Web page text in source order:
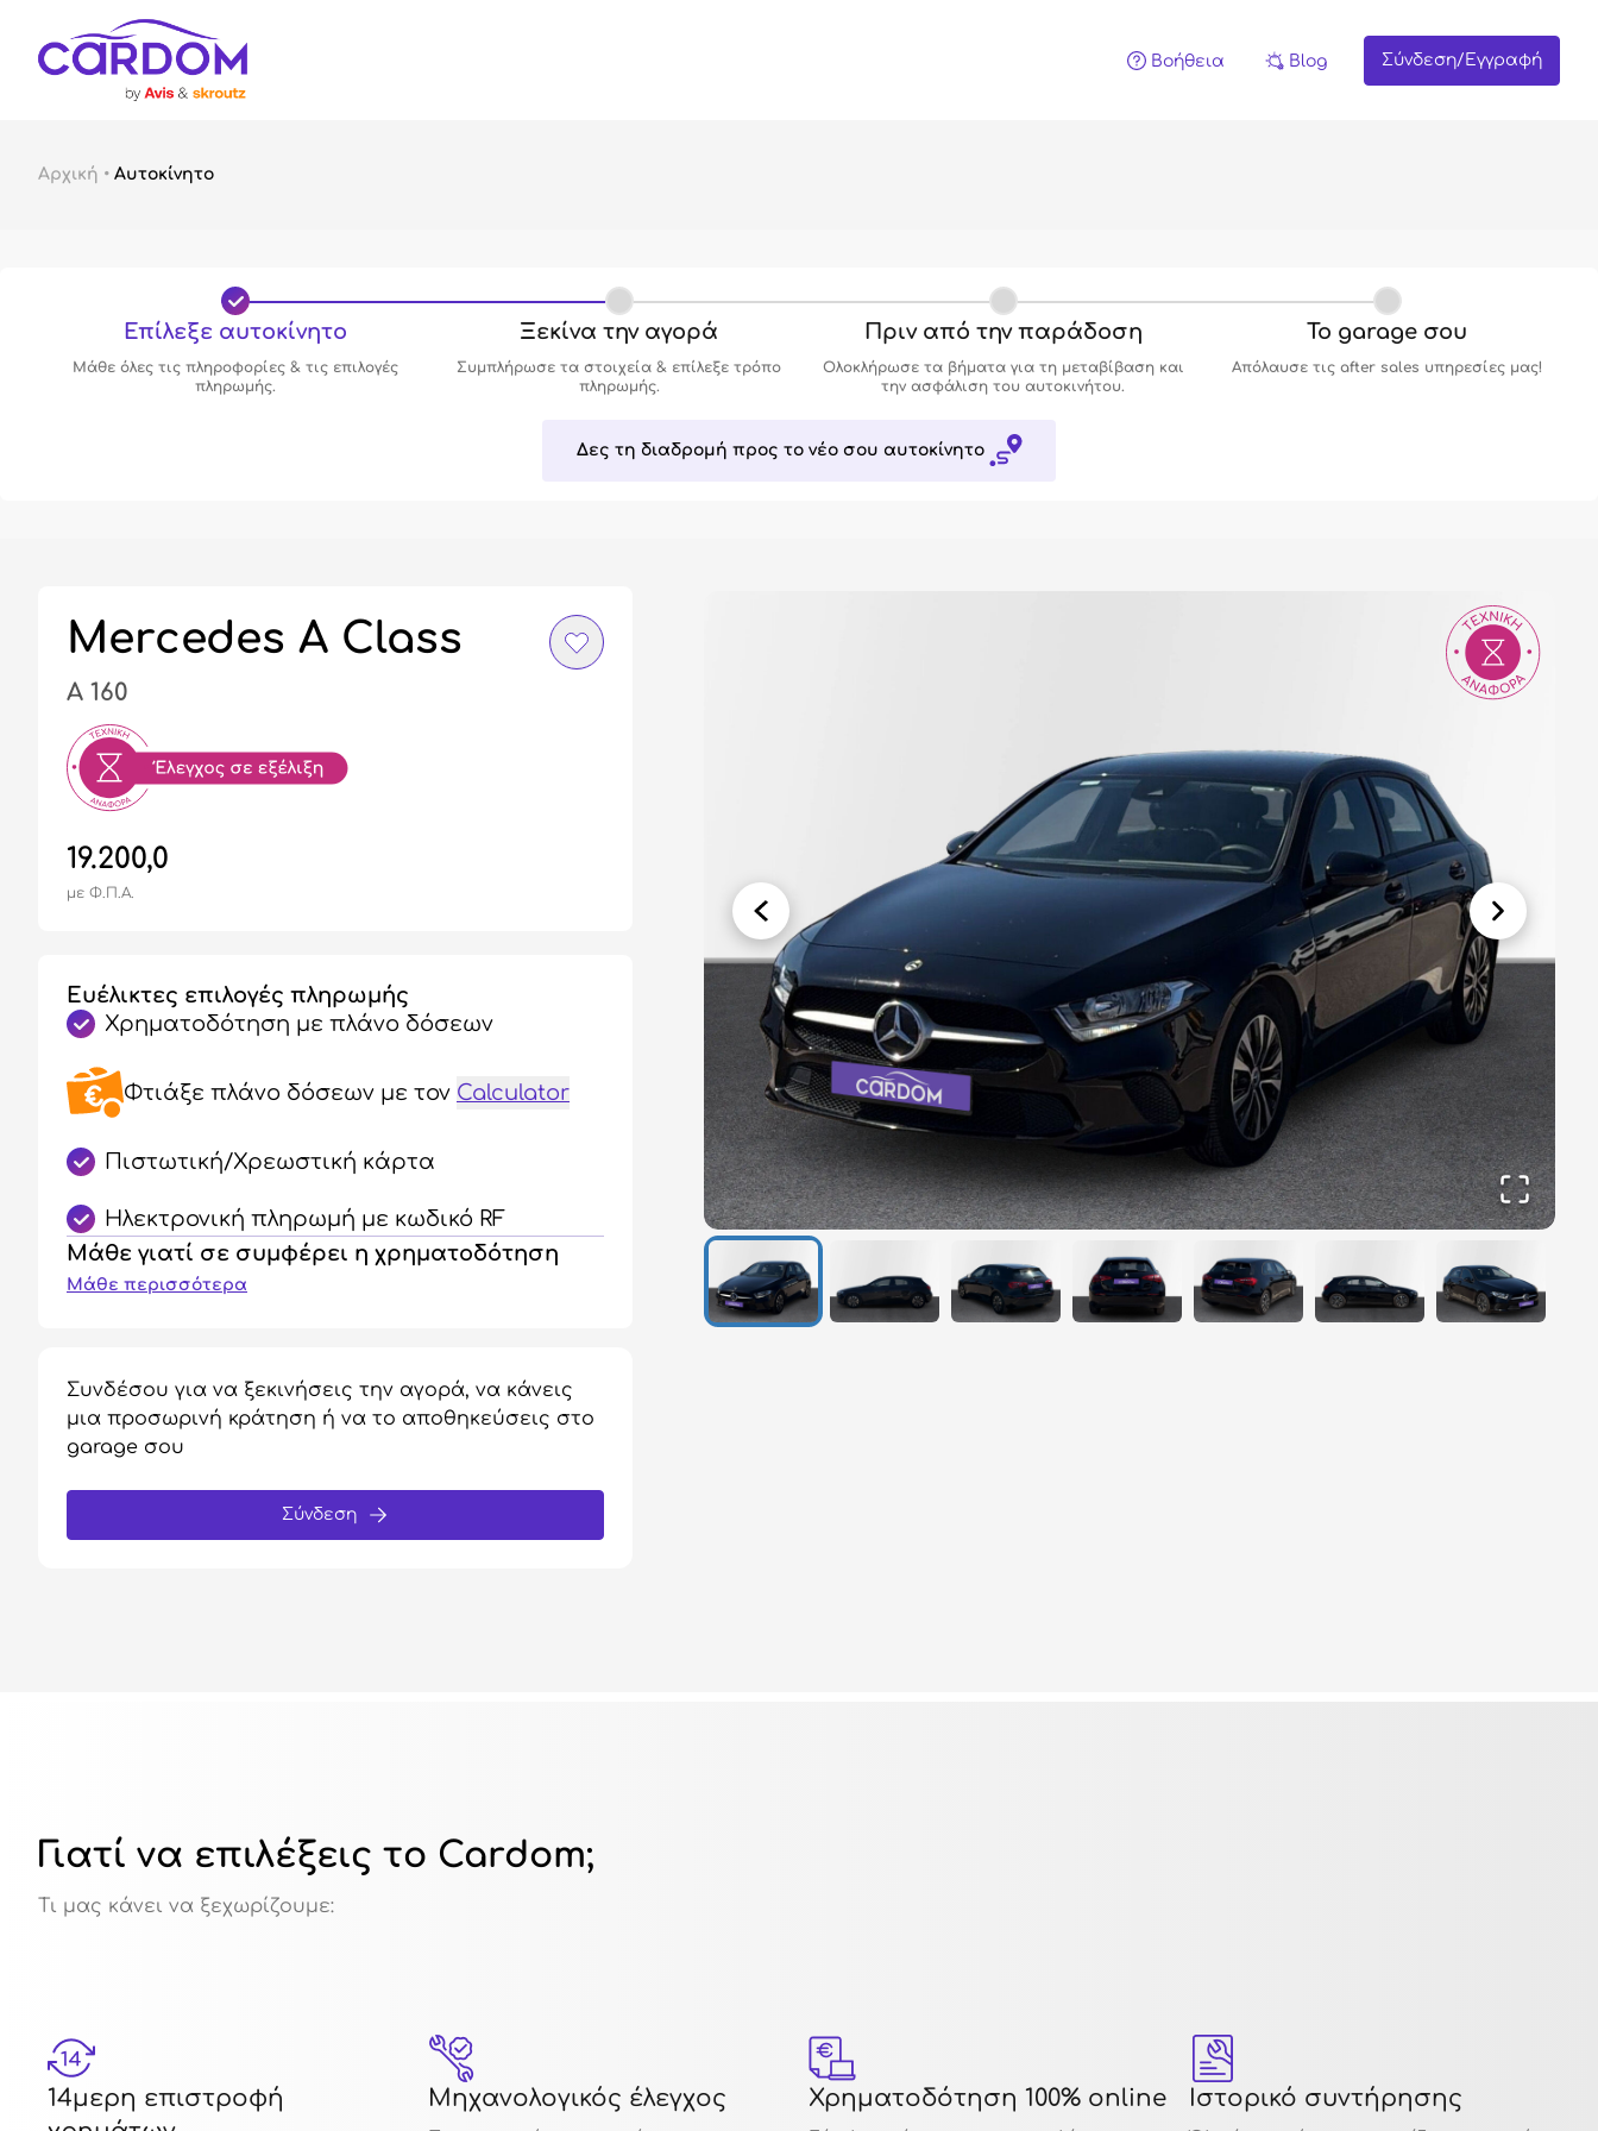
Βοήθεια Blog Σύνδεση/Εγγραφή
Αρχική • Αυτοκίνητο
Επίλεξε αυτοκίνητο
Μάθε όλες τις πληροφορίες & τις επιλογές
πληρωμής.
Ξεκίνα την αγορά
Συμπλήρωσε τα στοιχεία & επίλεξε τρόπο
πληρωμής.
Πριν από την παράδοση
Ολοκλήρωσε τα βήματα για τη μεταβίβαση και
την ασφάλιση του αυτοκινήτου.
Το garage σου
Απόλαυσε τις after sales υπηρεσίες μας!
Δες τη διαδρομή προς το νέο σου αυτοκίνητο
Mercedes A Class
A 160
19.200,0
με Φ.Π.Α.
Ευέλικτες επιλογές πληρωμής
Χρηματοδότηση με πλάνο δόσεων
Φτιάξε πλάνο δόσεων με τον Calculator
Πιστωτική/Χρεωστική κάρτα
Ηλεκτρονική πληρωμή με κωδικό RF
Μάθε γιατί σε συμφέρει η χρηματοδότηση
Μάθε περισσότερα
Συνδέσου για να ξεκινήσεις την αγορά, να κάνεις
μια προσωρινή κράτηση ή να το αποθηκεύσεις στο
garage σου
Σύνδεση
Γιατί να επιλέξεις το Cardom;
Τι μας κάνει να ξεχωρίζουμε:
14μερη επιστροφή
Μηχανολογικός έλεγχος Χρηματοδότηση 100% online Ιστορικό συντήρησης